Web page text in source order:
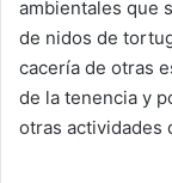
ambientales que
de nidos de
cacería de otras
de la tenencia y
otras actividades